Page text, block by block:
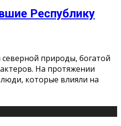
Республику
природы, богатой
На протяжении
которые влияли на